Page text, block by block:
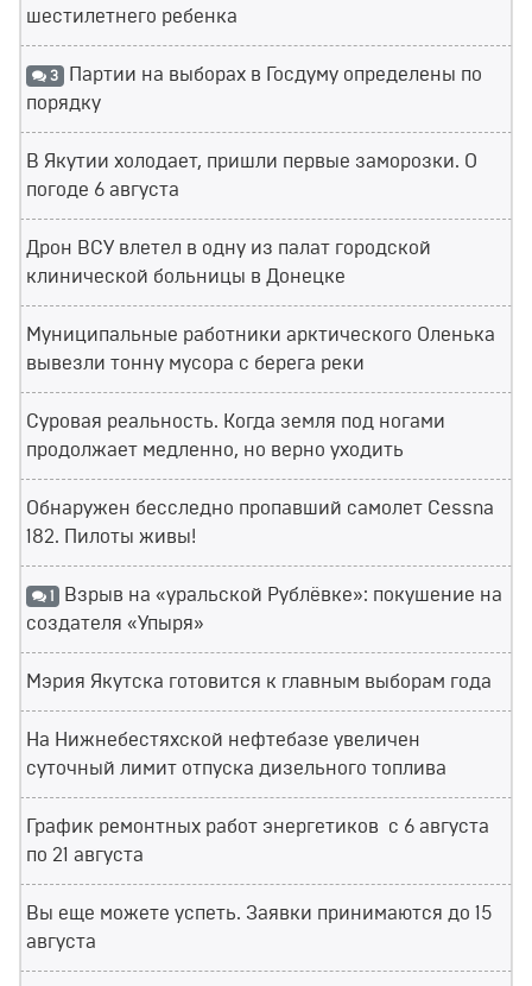
шестилетнего ребенка
3 Партии на выборах в Госдуму определены по
порядку
В Якутии холодает, пришли первые заморозки. О
погоде 6 августа
Дрон ВСУ влетел в одну из палат городской
клинической больницы в Донецке
Муниципальные работники арктического Оленька
вывезли тонну мусора с берега реки
Суровая реальность. Когда земля под ногами
продолжает медленно, но верно уходить
Обнаружен бесследно пропавший самолет Cessna
182. Пилоты живы!
1 Взрыв на «уральской Рублёвке»: покушение на
создателя «Упыря»
Мэрия Якутска готовится к главным выборам года
На Нижнебестяхской нефтебазе увеличен
суточный лимит отпуска дизельного топлива
График ремонтных работ энергетиков с 6 августа
по 21 августа
Вы еще можете успеть. Заявки принимаются до 15
августа